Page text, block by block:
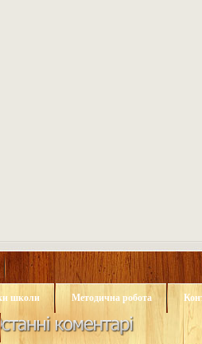
школи Методична робота